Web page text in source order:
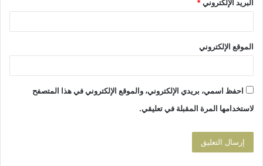
البريد الإلكتروني*
الموقع الإلكتروني
احفظ اسمي، بريدي الإلكتروني، والموقع الإلكتروني في هذا المتصفح
لاستخدامها المرة المقبلة في تعليقي.